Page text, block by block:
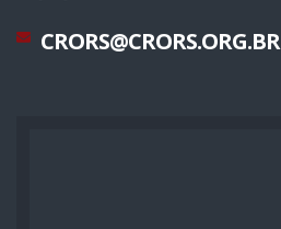
CRORS@CRORS.ORG.BR